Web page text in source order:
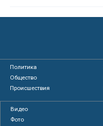
Политика
Общество
Происшествия
Видео
Фото